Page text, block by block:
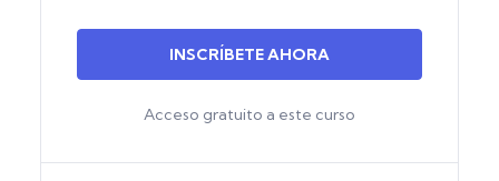
INSCRÍBETE AHORA
Acceso gratuito a este curso